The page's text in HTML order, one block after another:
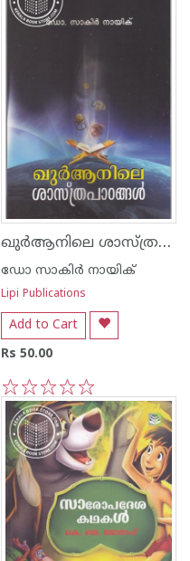
ഖുര്‍ആനിലെ ശാസ്ത്രപാഠങ്ങള്‍
ഡോ സാകിര്‍ നായിക്
Lipi Publications
Add to Cart
Rs 50.00
5
4
3
2
1